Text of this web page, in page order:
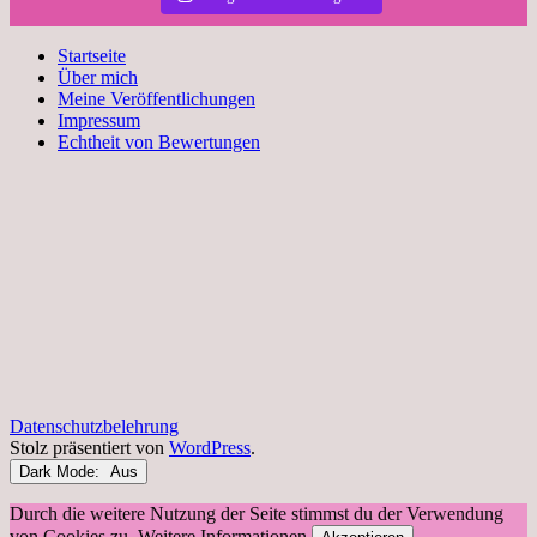
Startseite
Über mich
Meine Veröffentlichungen
Impressum
Echtheit von Bewertungen
Datenschutzbelehrung
Stolz präsentiert von WordPress.
Dark Mode:
Durch die weitere Nutzung der Seite stimmst du der Verwendung